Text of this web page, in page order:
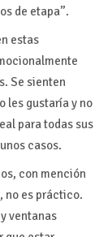
de etapa”.
estas
Se sienten
les gustaría y no
para todas sus
casos.
con mención
no es práctico.
ventanas